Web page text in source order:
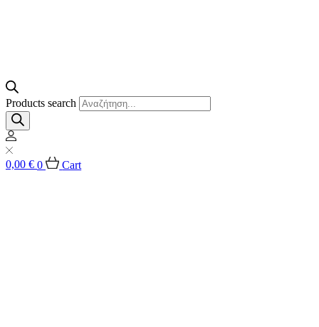
Products search
0,00 € 0 Cart